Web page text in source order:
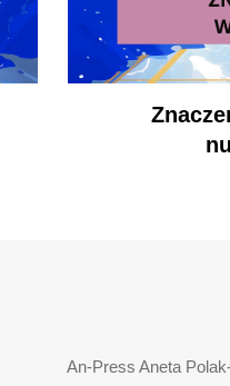
An-Press Aneta